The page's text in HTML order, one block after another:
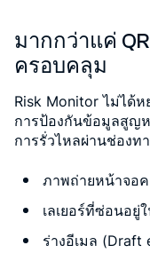
มากกว่าแค่
ครอบคลุม
Risk Monitor ไม่ได้
การป้องกันข้อมูลสูญห
การรั่วไหลผ่านช่องท
ภาพถ่ายหน้าจอ
เลเยอร์ที่ซ่อนอยู่
ร่างอีเมล (Draft